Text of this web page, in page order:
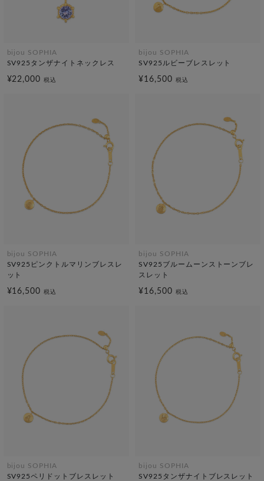
bijou SOPHIA
SV925タンザナイトネックレス
¥22,000税込
bijou SOPHIA
SV925ルビーブレスレット
¥16,500 税込
bijou SOPHIA
SV925ピンクトルマリンブレスレ
ット
¥16,500税込
bijou SOPHIA
SV925ブルームーンストーンブレ
スレット
¥16,500 税込
bijou SOPHIA
SV925ペリドットブレスレット
bijou SOPHIA
SV925タンザナイトブレスレット